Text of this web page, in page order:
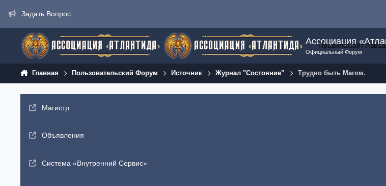
Задать Вопрос
Ассоциация
Официальный Форум
ПравилаСайт
Главная Пользовательский Форум Источник Журнал "Состояние" Трудно быть Магом.
Магистр
Объявления
Система «Внутренний Сервис»